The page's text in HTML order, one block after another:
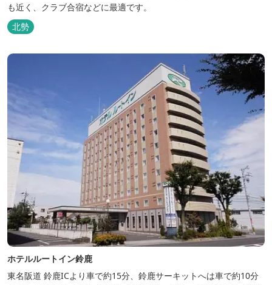
も近く、クラブ合宿などに最適です。
北勢
ホテルルートイン鈴鹿
東名阪道 鈴鹿ICより車で約15分、鈴鹿サーキットへは車で約10分